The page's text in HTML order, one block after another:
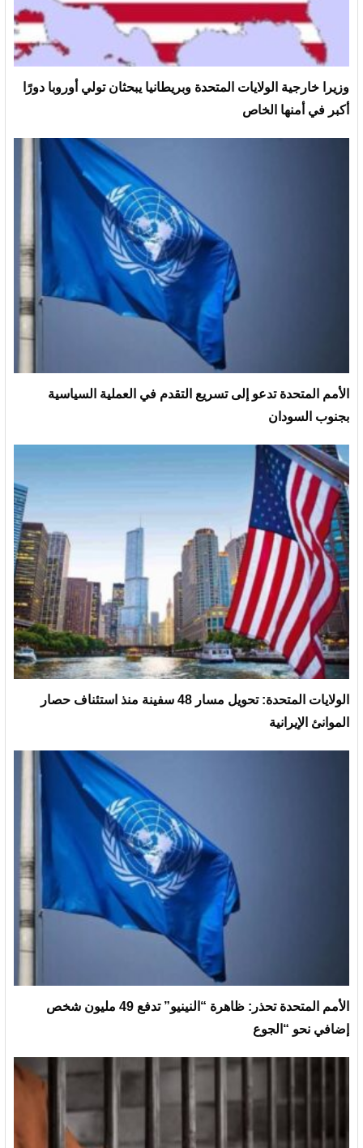
وزيرا خارجية الولايات المتحدة وبريطانيا يبحثان تولي أوروبا دورًا
أكبر في أمنها الخاص
الأمم المتحدة تدعو إلى تسريع التقدم في العملية السياسية
بجنوب السودان
الولايات المتحدة: تحويل مسار 48 سفينة منذ استئناف حصار
الموانئ الإيرانية
الأمم المتحدة تحذر: ظاهرة “النينيو” تدفع 49 مليون شخص
إضافي نحو “الجوع